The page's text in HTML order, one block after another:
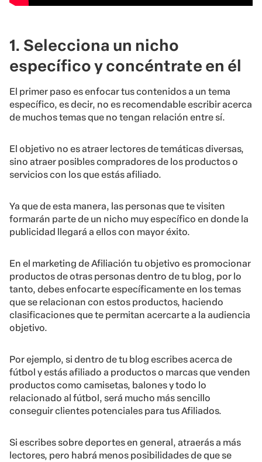
1. Selecciona un nicho
específico y concéntrate en él
El primer paso es enfocar tus contenidos a un tema
específico, es decir, no es recomendable escribir acerca
de muchos temas que no tengan relación entre sí.
El objetivo no es atraer lectores de temáticas diversas,
sino atraer posibles compradores de los productos o
servicios con los que estás afiliado.
Ya que de esta manera, las personas que te visiten
formarán parte de un nicho muy específico en donde la
publicidad llegará a ellos con mayor éxito.
En el marketing de Afiliación tu objetivo es promocionar
productos de otras personas dentro de tu blog, por lo
tanto, debes enfocarte específicamente en los temas
que se relacionan con estos productos, haciendo
clasificaciones que te permitan acercarte a la audiencia
objetivo.
Por ejemplo, si dentro de tu blog escribes acerca de
fútbol y estás afiliado a productos o marcas que venden
productos como camisetas, balones y todo lo
relacionado al fútbol, será mucho más sencillo
conseguir clientes potenciales para tus Afiliados.
Si escribes sobre deportes en general, atraerás a más
lectores, pero habrá menos posibilidades de que se